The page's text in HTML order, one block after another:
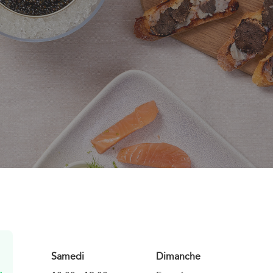
Samedi
Dimanche